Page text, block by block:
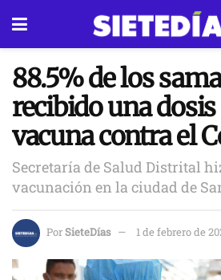
88.5% de los
recibido una dosis
vacuna contra el
Secretaría de Salud Distrital
vacunación en la ciudad de
PorSieteDías 1 de febrero de